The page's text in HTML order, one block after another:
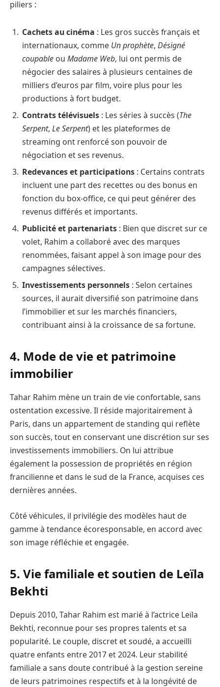
piliers :
Cachets au cinéma : Les gros succès français et
internationaux, comme Un prophète, Désigné
coupable ou Madame Web, lui ont permis de
négocier des salaires à plusieurs centaines de
milliers d’euros par film, voire plus pour les
productions à fort budget.
Contrats télévisuels : Les séries à succès (The
Serpent, Le Serpent) et les plateformes de
streaming ont renforcé son pouvoir de
négociation et ses revenus.
Redevances et participations : Certains contrats
incluent une part des recettes ou des bonus en
fonction du box-office, ce qui peut générer des
revenus différés et importants.
Publicité et partenariats : Bien que discret sur ce
volet, Rahim a collaboré avec des marques
renommées, faisant appel à son image pour des
campagnes sélectives.
Investissements personnels : Selon certaines
sources, il aurait diversifié son patrimoine dans
l’immobilier et sur les marchés financiers,
contribuant ainsi à la croissance de sa fortune.
4. Mode de vie et patrimoine
immobilier
Tahar Rahim mène un train de vie confortable, sans
ostentation excessive. Il réside majoritairement à
Paris, dans un appartement de standing qui reflète
son succès, tout en conservant une discrétion sur ses
investissements immobiliers. On lui attribue
également la possession de propriétés en région
francilienne et dans le sud de la France, acquises ces
dernières années.
Côté véhicules, il privilégie des modèles haut de
gamme à tendance écoresponsable, en accord avec
son image réfléchie et engagée.
5. Vie familiale et soutien de Leïla
Bekhti
Depuis 2010, Tahar Rahim est marié à l’actrice Leïla
Bekhti, reconnue pour ses propres talents et sa
popularité. Le couple, discret et soudé, a accueilli
quatre enfants entre 2017 et 2024. Leur stabilité
familiale a sans doute contribué à la gestion sereine
de leurs patrimoines respectifs et à la longévité de